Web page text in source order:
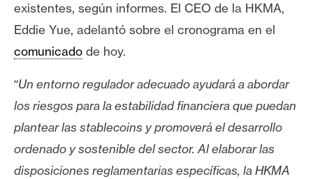
existentes, según informes. El CEO de la HKMA,
Eddie Yue, adelantó sobre el cronograma en el
comunicado de hoy.
“Un entorno regulador adecuado ayudará a abordar
los riesgos para la estabilidad financiera que puedan
plantear las stablecoins y promoverá el desarrollo
ordenado y sostenible del sector. Al elaborar las
disposiciones reglamentarias específicas, la HKMA